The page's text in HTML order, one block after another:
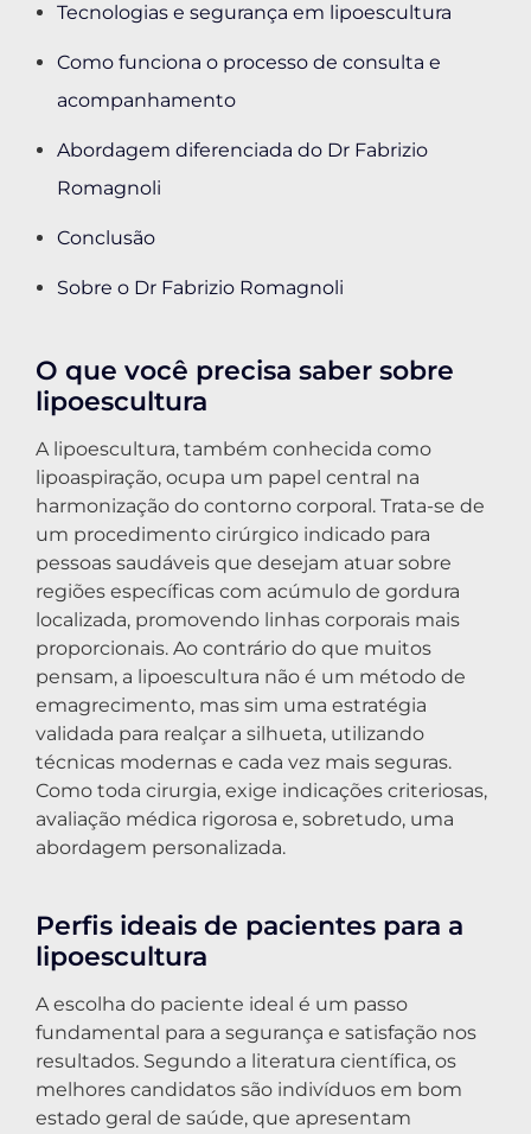
Tecnologias e segurança em lipoescultura
Como funciona o processo de consulta e
acompanhamento
Abordagem diferenciada do Dr Fabrizio
Romagnoli
Conclusão
Sobre o Dr Fabrizio Romagnoli
O que você precisa saber sobre
lipoescultura
A lipoescultura, também conhecida como
lipoaspiração, ocupa um papel central na
harmonização do contorno corporal. Trata-se de
um procedimento cirúrgico indicado para
pessoas saudáveis que desejam atuar sobre
regiões específicas com acúmulo de gordura
localizada, promovendo linhas corporais mais
proporcionais. Ao contrário do que muitos
pensam, a lipoescultura não é um método de
emagrecimento, mas sim uma estratégia
validada para realçar a silhueta, utilizando
técnicas modernas e cada vez mais seguras.
Como toda cirurgia, exige indicações criteriosas,
avaliação médica rigorosa e, sobretudo, uma
abordagem personalizada.
Perfis ideais de pacientes para a
lipoescultura
A escolha do paciente ideal é um passo
fundamental para a segurança e satisfação nos
resultados. Segundo a literatura científica, os
melhores candidatos são indivíduos em bom
estado geral de saúde, que apresentam